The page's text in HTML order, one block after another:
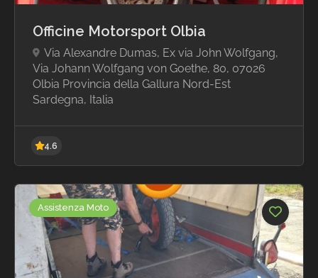
Officine Motorsport Olbia
Via Alexandre Dumas, Ex via John Wolfgang,
Via Johann Wolfgang von Goethe, 80, 07026
Olbia Provincia della Gallura Nord-Est
Sardegna, Italia
4.6
Assistenza Moto